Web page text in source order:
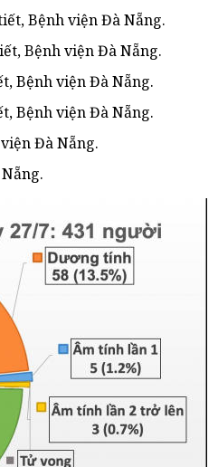
Bệnh viện Đà Nẵng.
Bệnh viện Đà Nẵng.
Bệnh viện Đà Nẵng.
Bệnh viện Đà Nẵng.
Đà Nẵng.